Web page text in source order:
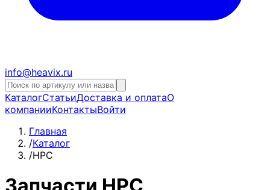
info@heavix.ru
КаталогСтатьиДоставка и оплатаО
компанииКонтактыВойти
Главная
/Каталог
/HPC